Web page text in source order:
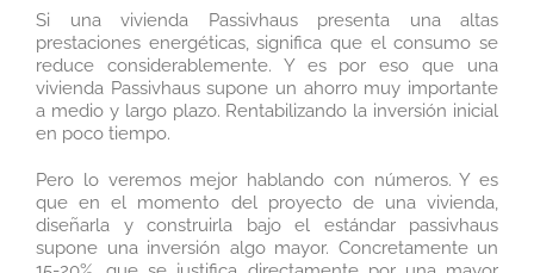
Si una vivienda Passivhaus presenta una altas
prestaciones energéticas, significa que el consumo se
reduce considerablemente. Y es por eso que una
vivienda Passivhaus supone un ahorro muy importante
a medio y largo plazo. Rentabilizando la inversión inicial
en poco tiempo.
Pero lo veremos mejor hablando con números. Y es
que en el momento del proyecto de una vivienda,
diseñarla y construirla bajo el estándar passivhaus
supone una inversión algo mayor. Concretamente un